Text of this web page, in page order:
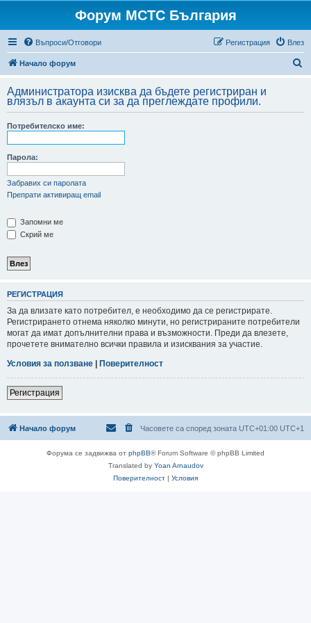
Форум МСТС България
Въпроси/Отговори Влез
Регистрация
Начало форум
с
Администратора изисква да бъдете регистриран и
влязъл в акаунта си за да преглеждате профили.
Потребителско име:
Парола:
Забравих си паролата
Препрати активиращ email
Запомни ме
Скрий ме
РЕГИСТРАЦИЯ
За да влизате като потребител, е необходимо да се регистрирате.
Регистрирането отнема няколко минути, но регистрираните потребители
могат да имат допълнителни права и възможности. Преди да влезете,
прочетете внимателно всички правила и изисквания за участие.
Условия за ползване | Поверителност
Регистрация
Начало форум Часовете са според зоната UTC+01:00 UTC+1
Форума се задвижва от phpBB® Forum Software © phpBB Limited
Translated by Yoan Arnaudov
Поверителност | Условия